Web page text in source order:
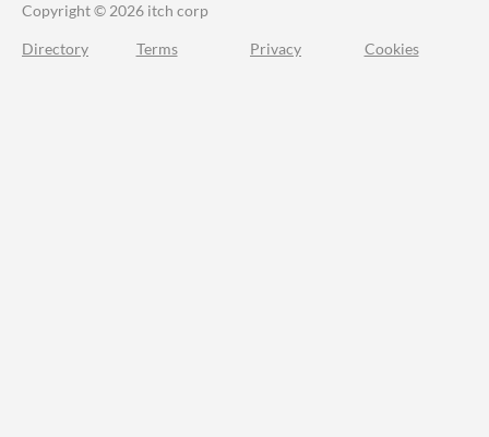
Copyright © 2026 itch corp
Directory Terms Privacy Cookies